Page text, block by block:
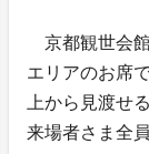
京都観世会
エリアのお席
上から見渡せ
来場者さま全